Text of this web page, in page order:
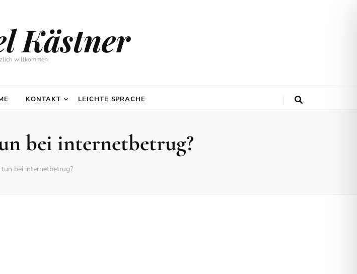
Kästner
willkommen
KONTAKT LEICHTE SPRACHE
bei internetbetrug?
bei internetbetrug?